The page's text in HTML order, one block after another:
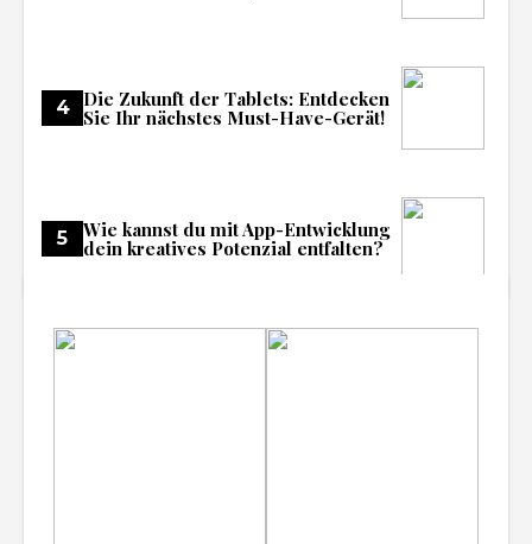
4
Die Zukunft der Tablets: Entdecken
Sie Ihr nächstes Must-Have-Gerät!
5
Wie kannst du mit App-Entwicklung
dein kreatives Potenzial entfalten?